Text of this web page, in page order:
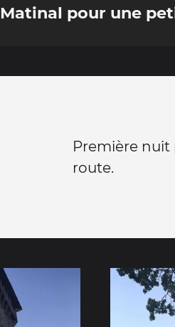
Matinal pour une
Première nuit
route.